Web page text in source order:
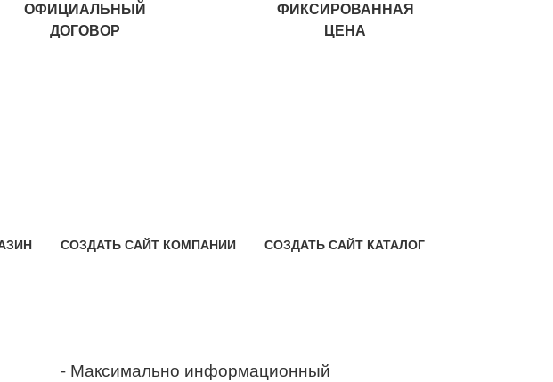
ОФИЦИАЛЬНЫЙ
ДОГОВОР
ФИКСИРОВАННАЯ
ЦЕНА
СОЗДАТЬ САЙТ КОМПАНИИ СОЗДАТЬ САЙТ КАТАЛОГ
- Максимально информационный